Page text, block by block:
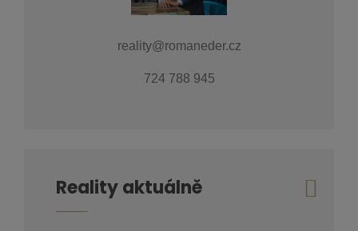
reality@romaneder.cz
724 788 945
Reality aktuálně